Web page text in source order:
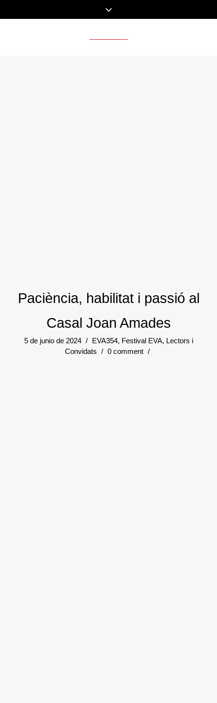
Paciència, habilitat i passió al
Casal Joan Amades
5 de junio de 2024 / EVA354, Festival EVA, Lectors i
Convidats / 0 comment /